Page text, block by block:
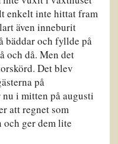
enkelt inte hittat fram
även inneburit
bäddar och fyllde på
och då. Men det
Det blev
på
i mitten på augusti
att regnet som
och ger dem lite